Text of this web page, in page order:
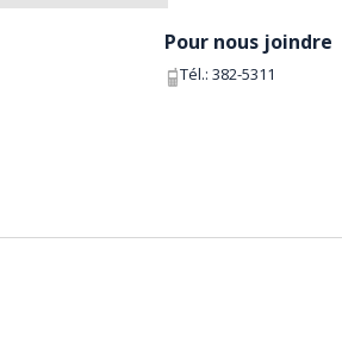
Pour nous joindre
Tél.: 382-5311